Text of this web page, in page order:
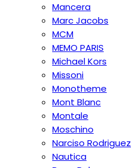
Mancera
Marc Jacobs
MCM
MEMO PARIS
Michael Kors
Missoni
Monotheme
Mont Blanc
Montale
Moschino
Narciso Rodriguez
Nautica